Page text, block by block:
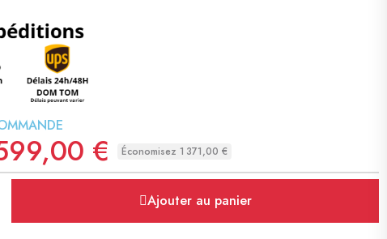
€ Économisez 1 371,00 €
Ajouter au panier